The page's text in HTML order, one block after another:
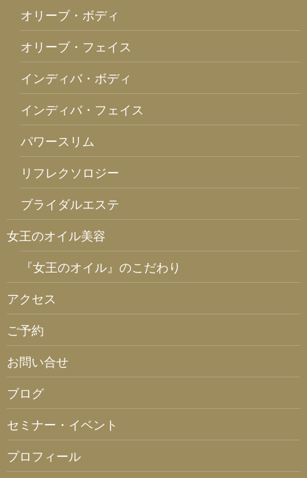
オリーブ・ボディ
オリーブ・フェイス
インディバ・ボディ
インディバ・フェイス
パワースリム
リフレクソロジー
ブライダルエステ
女王のオイル美容
『女王のオイル』のこだわり
アクセス
ご予約
お問い合せ
ブログ
セミナー・イベント
プロフィール